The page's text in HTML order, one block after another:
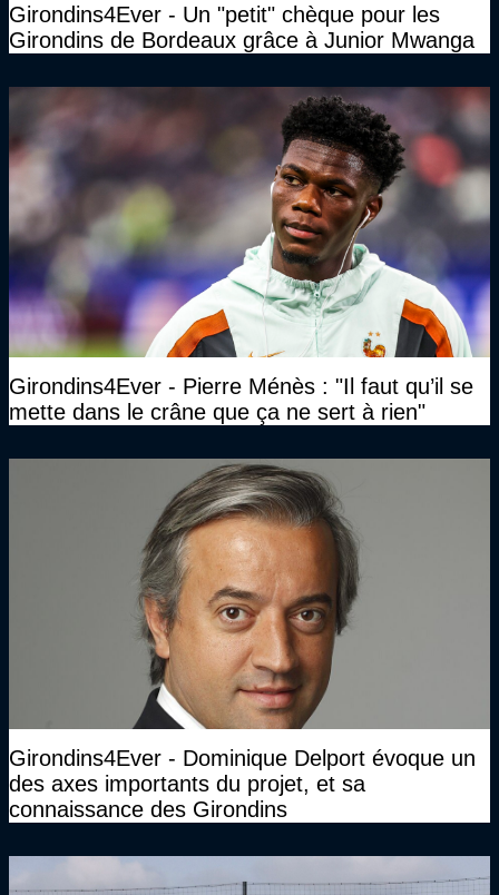
Girondins4Ever - Un "petit" chèque pour les
Girondins de Bordeaux grâce à Junior Mwanga
Girondins4Ever - Pierre Ménès : "Il faut qu’il se
mette dans le crâne que ça ne sert à rien"
Girondins4Ever - Dominique Delport évoque un
des axes importants du projet, et sa
connaissance des Girondins